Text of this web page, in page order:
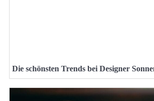
Die schönsten Trends bei Designer